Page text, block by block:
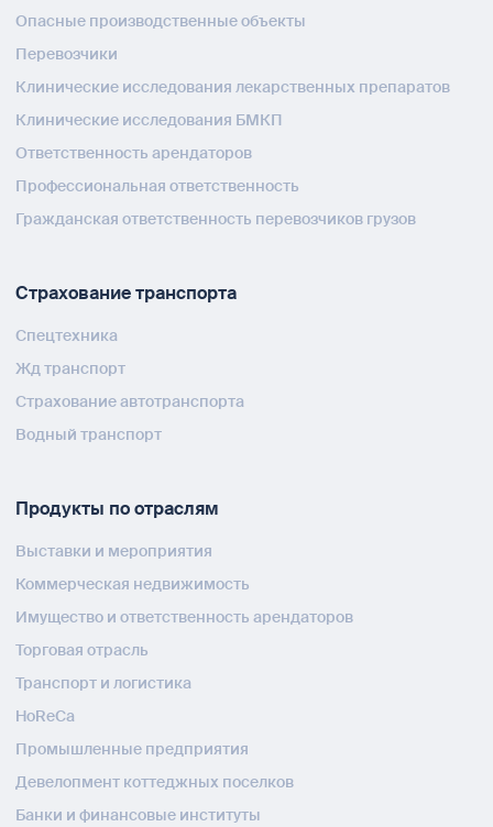
Опасные производственные объекты
Перевозчики
Клинические исследования лекарственных препаратов
Клинические исследования БМКП
Ответственность арендаторов
Профессиональная ответственность
Гражданская ответственность перевозчиков грузов
Страхование транспорта
Спецтехника
Жд транспорт
Страхование автотранспорта
Водный транспорт
Продукты по отраслям
Выставки и мероприятия
Коммерческая недвижимость
Имущество и ответственность арендаторов
Торговая отрасль
Транспорт и логистика
HoReCa
Промышленные предприятия
Девелопмент коттеджных поселков
Банки и финансовые институты